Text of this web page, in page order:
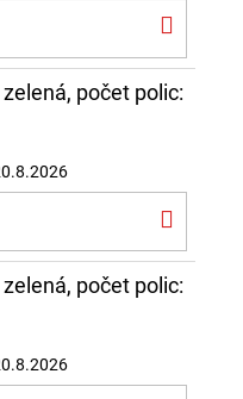
počet polic:
počet polic: